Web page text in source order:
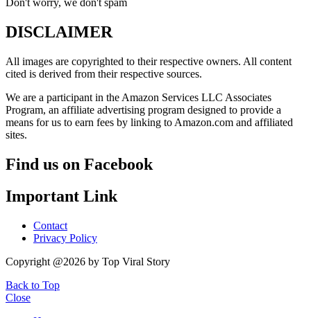
DISCLAIMER
All images are copyrighted to their respective owners. All content
cited is derived from their respective sources.
We are a participant in the Amazon Services LLC Associates
Program, an affiliate advertising program designed to provide a
means for us to earn fees by linking to Amazon.com and affiliated
sites.
Find us on Facebook
Important Link
Contact
Privacy Policy
Copyright @2026 by Top Viral Story
Back to Top
Close